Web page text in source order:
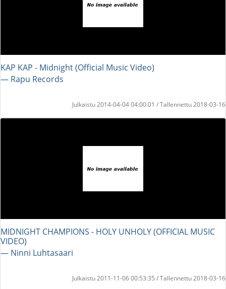
KAP KAP - Midnight (Official Music Video)
― Rapu Records
Julkaistu 2014-04-04 04:00:01 / Tallennettu 2018-03-16
MIDNIGHT CHAMPIONS - HOLY UNHOLY (OFFICIAL MUSIC
VIDEO)
― Ninni Luhtasaari
Julkaistu 2011-11-06 00:53:35 / Tallennettu 2018-03-16